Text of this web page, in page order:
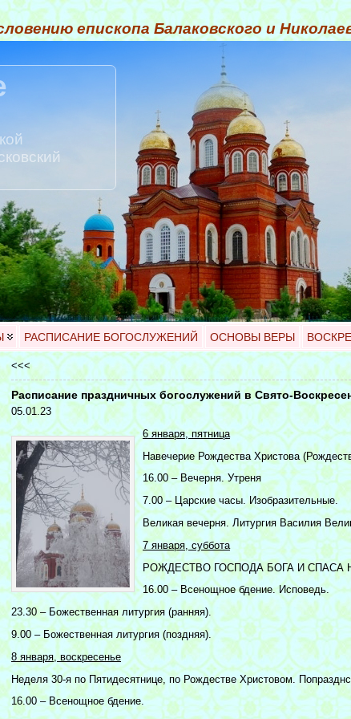
епископа Балаковского и
РАСПИСАНИЕ БОГОСЛУЖЕНИЙ ОСНОВЫ ВЕРЫ
<<<
Расписание праздничных богослужений в Свято-
05.01.23
6 января, пятница
Навечерие Рождества Христова
16.00 – Вечерня. Утреня
7.00 – Царские часы. Изобразительные.
Великая вечерня. Литургия Василия
7 января, суббота
РОЖДЕСТВО ГОСПОДА БОГА И СПАСА
16.00 – Всенощное бдение. Исповедь.
23.30 – Божественная литургия (ранняя).
9.00 – Божественная литургия (поздняя).
8 января, воскресенье
Неделя 30-я по Пятидесятнице, по Рождестве Христовом.
16.00 – Всенощное бдение.